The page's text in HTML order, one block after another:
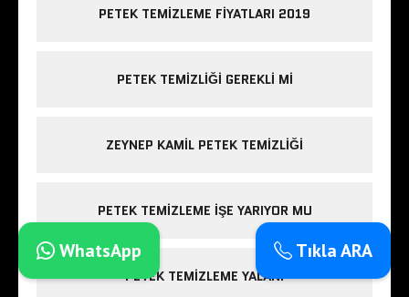
PETEK TEMIZLEME FIYATLARI 2019
PETEK TEMIZLIĞI GEREKLI MI
ZEYNEP KAMIL PETEK TEMIZLIĞI
PETEK TEMIZLEME IŞE YARIYOR MU
PETEK TEMIZLEME YALANI
Tıkla ARA
WhatsApp